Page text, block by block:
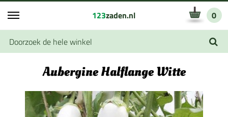
123zaden.nl 0
Aubergine Halflange Witte